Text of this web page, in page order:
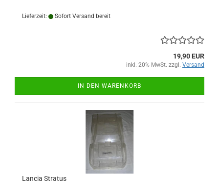
Lieferzeit: Sofort Versand bereit
19,90 EUR
inkl. 20% MwSt. zzgl. Versand
IN DEN WARENKORB
Lancia Stratus